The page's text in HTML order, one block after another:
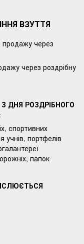
ВЗУТТЯ
продажу через
через роздрібну
З ДНЯ РОЗДРІБНОГО
спортивних
портфелів
папок